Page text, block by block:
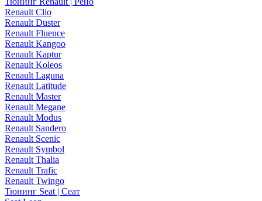
Renault Clio
Renault Duster
Renault Fluence
Renault Kangoo
Renault Kaptur
Renault Koleos
Renault Laguna
Renault Latitude
Renault Master
Renault Megane
Renault Modus
Renault Sandero
Renault Scenic
Renault Symbol
Renault Thalia
Renault Trafic
Renault Twingo
Тюнинг Seat | Сеат